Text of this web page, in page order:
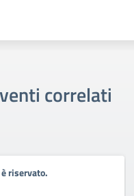
correlati
riservato.